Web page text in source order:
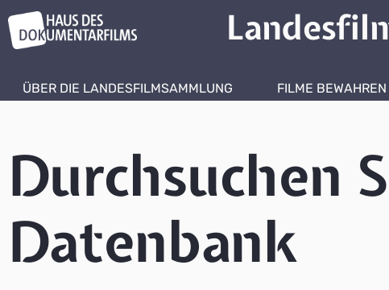
ÜBER DIE LANDESFILMSAMMLUNG FILME BEWAHREN
Durchsuchen
Datenbank